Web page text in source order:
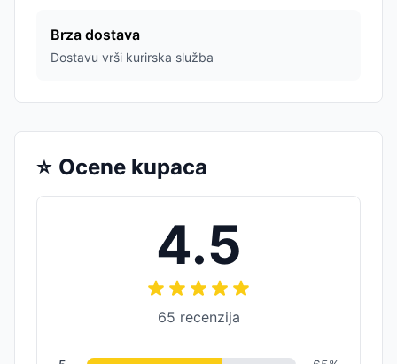
Brza dostava
Dostavu vrši kurirska služba
⭐ Ocene kupaca
4.5
65 recenzija